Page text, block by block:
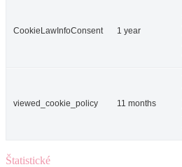
CookieLawInfoConsent 1 year
viewed_cookie_policy 11 months
Štatistické